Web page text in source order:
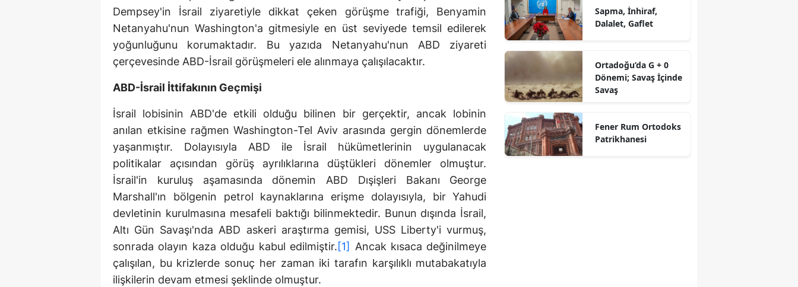
Dempsey'in İsrail ziyaretiyle dikkat çeken görüşme trafiği, Benyamin
Netanyahu'nun Washington'a gitmesiyle en üst seviyede temsil edilerek
yoğunluğunu korumaktadır. Bu yazıda Netanyahu'nun ABD ziyareti
çerçevesinde ABD-İsrail görüşmeleri ele alınmaya çalışılacaktır.
ABD-İsrail İttifakının Geçmişi
İsrail lobisinin ABD'de etkili olduğu bilinen bir gerçektir, ancak lobinin
anılan etkisine rağmen Washington-Tel Aviv arasında gergin dönemlerde
yaşanmıştır. Dolayısıyla ABD ile İsrail hükümetlerinin uygulanacak
politikalar açısından görüş ayrılıklarına düştükleri dönemler olmuştur.
İsrail'in kuruluş aşamasında dönemin ABD Dışişleri Bakanı George
Marshall'ın bölgenin petrol kaynaklarına erişme dolayısıyla, bir Yahudi
devletinin kurulmasına mesafeli baktığı bilinmektedir. Bunun dışında İsrail,
Altı Gün Savaşı'nda ABD askeri araştırma gemisi, USS Liberty'i vurmuş,
sonrada olayın kaza olduğu kabul edilmiştir.[1] Ancak kısaca değinilmeye
çalışılan, bu krizlerde sonuç her zaman iki tarafın karşılıklı mutabakatıyla
ilişkilerin devam etmesi şeklinde olmuştur.
Sapma, İnhiraf,
Dalalet, Gaflet
Ortadoğu’da G + 0
Dönemi; Savaş İçinde
Savaş
Fener Rum Ortodoks
Patrikhanesi